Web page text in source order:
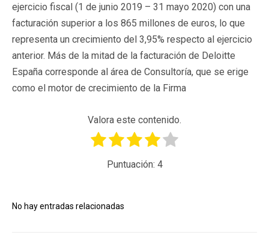
ejercicio fiscal (1 de junio 2019 – 31 mayo 2020) con una
facturación superior a los 865 millones de euros, lo que
representa un crecimiento del 3,95% respecto al ejercicio
anterior. Más de la mitad de la facturación de Deloitte
España corresponde al área de Consultoría, que se erige
como el motor de crecimiento de la Firma
Valora este contenido.
Puntuación: 4
No hay entradas relacionadas